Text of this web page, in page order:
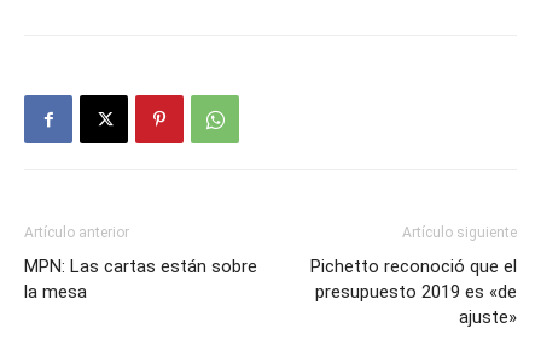
Artículo anterior
MPN: Las cartas están sobre
la mesa
Artículo siguiente
Pichetto reconoció que el
presupuesto 2019 es «de
ajuste»